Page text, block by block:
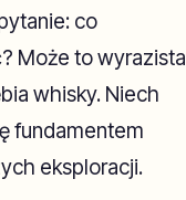
co
Może to wyrazista
whisky. Niech
fundamentem
eksploracji.